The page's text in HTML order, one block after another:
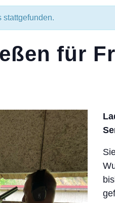
stattgefunden.
für